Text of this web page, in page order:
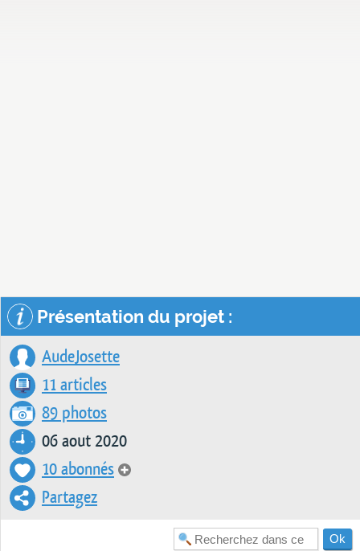
Présentation du projet :
AudeJosette
11 articles
89 photos
06 aout 2020
10 abonnés
Partagez